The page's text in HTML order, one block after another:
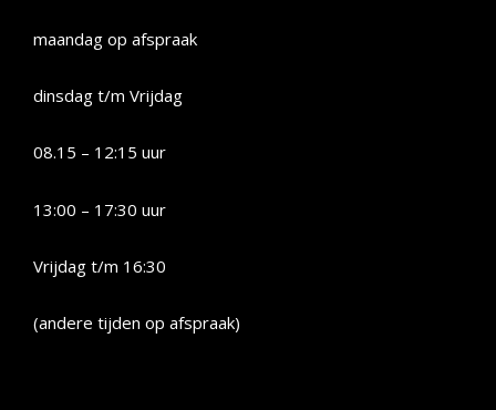
maandag op afspraak
dinsdag t/m Vrijdag
08.15 – 12:15 uur
13:00 – 17:30 uur
Vrijdag t/m 16:30
(andere tijden op afspraak)